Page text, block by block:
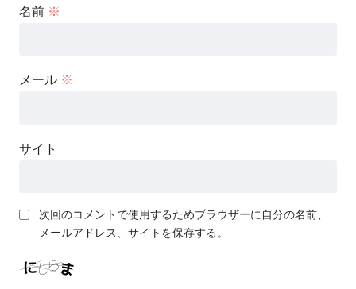
名前 ※
メール ※
サイト
次回のコメントで使用するためブラウザーに自分の名前、
メールアドレス、サイトを保存する。